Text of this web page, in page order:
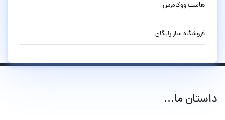
هاست ووکامرس
فروشگاه ساز رایگان
داستان ما...